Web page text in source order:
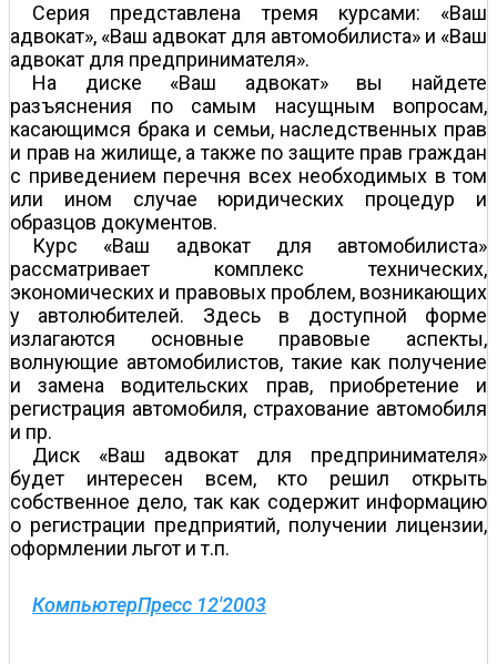
Серия представлена тремя курсами: «Ваш
адвокат», «Ваш адвокат для автомобилиста» и «Ваш
адвокат для предпринимателя».
На диске «Ваш адвокат» вы найдете
разъяснения по самым насущным вопросам,
касающимся брака и семьи, наследственных прав
и прав на жилище, а также по защите прав граждан
с приведением перечня всех необходимых в том
или ином случае юридических процедур и
образцов документов.
Курс «Ваш адвокат для автомобилиста»
рассматривает комплекс технических,
экономических и правовых проблем, возникающих
у автолюбителей. Здесь в доступной форме
излагаются основные правовые аспекты,
волнующие автомобилистов, такие как получение
и замена водительских прав, приобретение и
регистрация автомобиля, страхование автомобиля
и пр.
Диск «Ваш адвокат для предпринимателя»
будет интересен всем, кто решил открыть
собственное дело, так как содержит информацию
о регистрации предприятий, получении лицензии,
оформлении льгот и т.п.
КомпьютерПресс 12'2003